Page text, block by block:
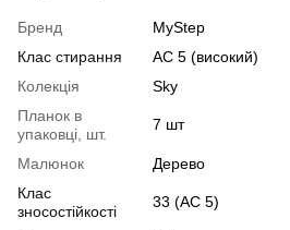
Бренд
MyStep
Клас стирання
АС 5 (високий)
Колекція
Sky
Планок в
упаковці, шт.
7 шт
Малюнок
Дерево
Клас
зносостійкості
33 (АС 5)